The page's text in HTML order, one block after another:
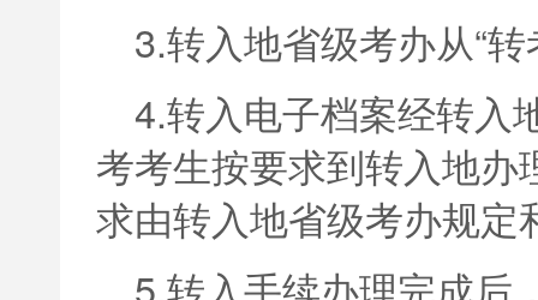
3.转入地省级考办从“
4.转入电子档案经转入
考考生按要求到转入地
求由转入地省级考办规定
5.转入手续办理完成后